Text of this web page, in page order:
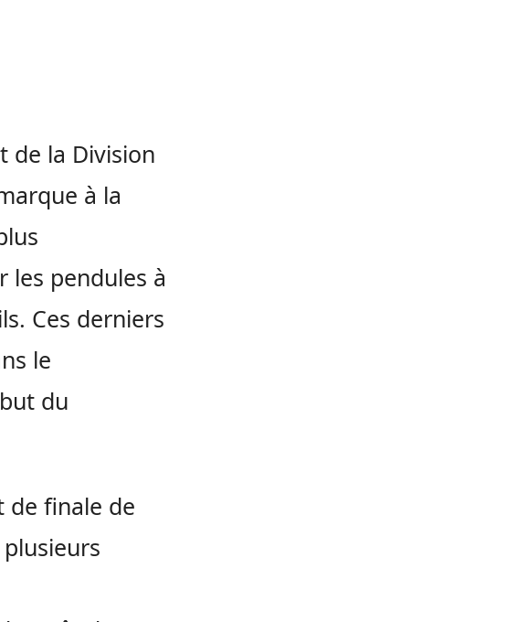
de la Division
à la
les pendules à
. Ces derniers
le
du
de finale de